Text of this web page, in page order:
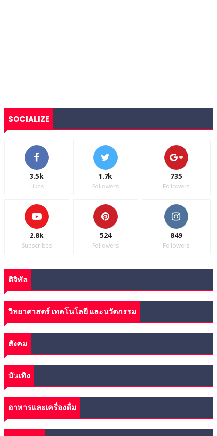
SOCIALIZE
3.5k
Likes
1.7k
Followers
735
Followers
2.8k
Subscribes
524
Followers
849
Followers
ดิจิทัล
วิทยาศาสตร์ เทคโนโลยี และนวัตกรรม
สังคม
บันเทิง
อาหารและเครื่องดื่ม